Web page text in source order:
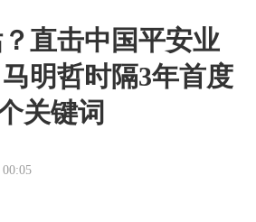
直击中国平安业
明哲时隔3年首度
关键词